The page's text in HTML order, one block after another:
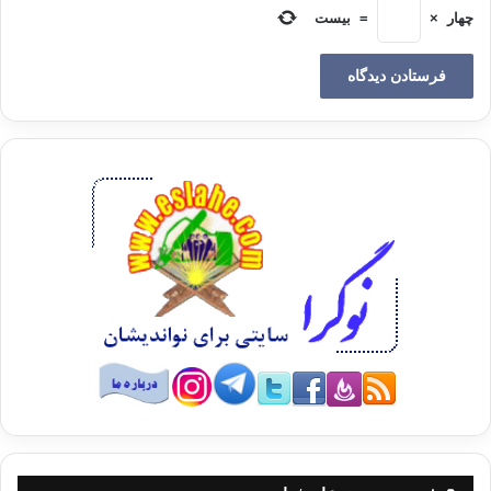
مؤمنون 91
و نيز مصداق اين آيه است كه ميفرمايد: خداوند كسي را براي خود فرزند،
برخي بر ديگري علو ميورزيدند.
يگانه، جهان به طريق واحدي، هستي گرفت و انتظام گرفت:
امر خدا طوريست كه اگر چيزي را اراده كند و بگويد: باش، خواهد شد.
هيچگونه واسطه اي بين
اراده او كه پديد آورنده جهان است و عالم آفرينش، و همچنين هيچگونه تعدد جهت و
طريق در هستي پذيري تمام اين جهان از خداي يگانه، وجود نداشته و ندارد.
از آن راه، از جانب خدا، هستي گرفته اند، عبارت از اراده ايست كه قرآن از آن به
تعبير مينمايد. و توجه همين اراده كافيست كه موجودات
چهار ×
= بیست